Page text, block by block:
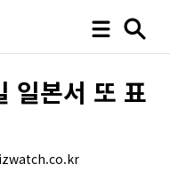
일본서 또 표